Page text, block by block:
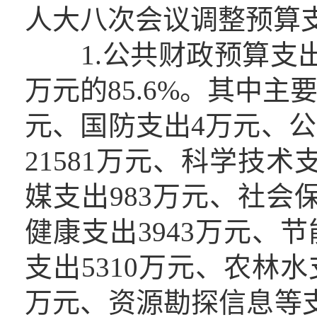
人大八次会议调整预算
1.公共财政预算支出
万元的85.6%。其中主
元、国防支出4万元、
21581万元、科学技术
媒支出983万元、社会
健康支出3943万元、
支出5310万元、农林
万元、资源勘探信息等